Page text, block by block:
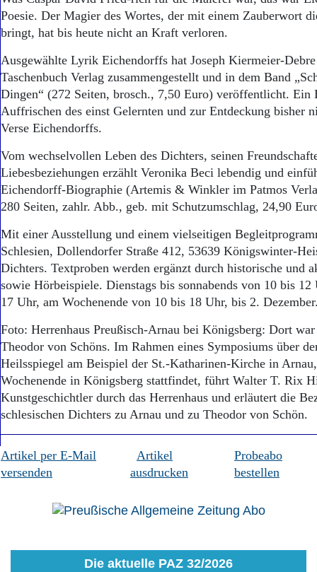
Poesie. Der Magier des Wortes, der mit einem Zauberwort
bringt, hat bis heute nicht an Kraft verloren.
Ausgewählte Lyrik Eichendorffs hat Joseph Kiermeier-
Taschenbuch Verlag zusammengestellt und in dem Band
Dingen“ (272 Seiten, brosch., 7,50 Euro) veröffentlicht. Ein
Auffrischen des einst Gelernten und zur Entdeckung bisher
Verse Eichendorffs.
Vom wechselvollen Leben des Dichters, seinen
Liebesbeziehungen erzählt Veronika Beci lebendig und
Eichendorff-Biographie (Artemis & Winkler im Patmos
280 Seiten, zahlr. Abb., geb. mit Schutzumschlag, 24,90
Mit einer Ausstellung und einem vielseitigen
Schlesien, Dollendorfer Straße 412, 53639 Königswinter-
Dichters. Textproben werden ergänzt durch historische und
sowie Hörbeispiele. Dienstags bis sonnabends von 10 bis
17 Uhr, am Wochenende von 10 bis 18 Uhr, bis 2.
Foto: Herrenhaus Preußisch-Arnau bei Königsberg: Dort
Theodor von Schöns. Im Rahmen eines Symposiums über
Heilsspiegel am Beispiel der St.-Katharinen-Kirche in
Wochenende in Königsberg stattfindet, führt Walter T. Rix
Kunstgeschichtler durch das Herrenhaus und erläutert die
schlesischen Dichters zu Arnau und zu Theodor von Schön.
Artikel per E-Mail
versenden
Artikel
ausdrucken
Probeabo
bestellen
Die aktuelle PAZ 32/2026